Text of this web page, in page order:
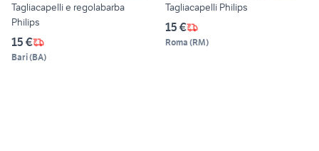
Tagliacapelli e regolabarba
Philips
15 €
Bari(BA)
Tagliacapelli Philips
15 €
Roma (RM)